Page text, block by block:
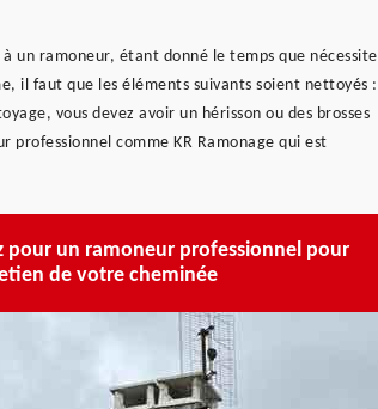
un ramoneur, étant donné le temps que nécessite
il faut que les éléments suivants soient nettoyés :
vous devez avoir un hérisson ou des brosses
comme KR Ramonage qui est
pour un ramoneur professionnel pour
de votre cheminée